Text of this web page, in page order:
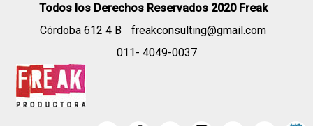
Todos los Derechos Reservados 2020 Freak
Córdoba 612 4 B
freakconsulting@gmail.com
011- 4049-0037